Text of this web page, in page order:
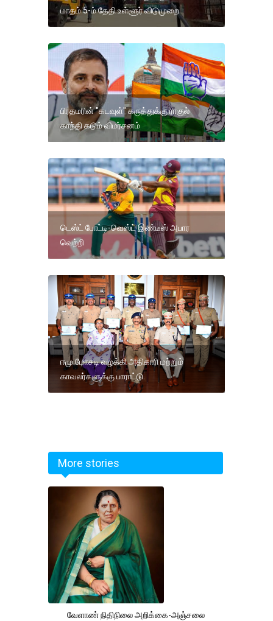
மாதம் 5-ம் தேதி உள்ளூர் விடுமுறை
பிரதமரின் "கடவுள்" கருத்துக்கு ராகுல்
காந்தி கடும் விமர்சனம்
டெஸ்ட் போட்டி-வெஸ்ட் இண்டீஸ் அபார
வெற்றி
ஈமு மோசடி வழக்கி அதிகாரி மற்றும்
காவலர்களுக்கு பாராட்டு.
More stories
வேளாண் நிதிநிலை அறிக்கை-அஞ்சலை